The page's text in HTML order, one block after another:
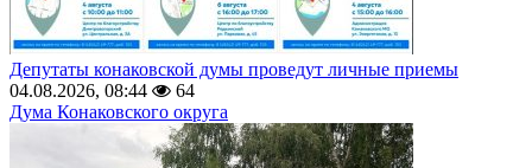
Депутаты конаковской думы проведут личные приемы
04.08.2026, 08:44
64
Дума Конаковского округа